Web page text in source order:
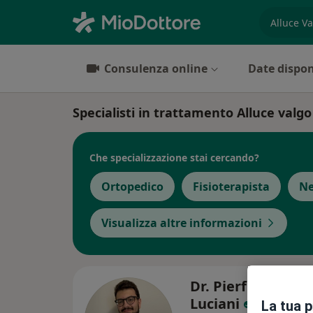
Consulenza online Date
Specialisti in trattamento Alluce
Che specializzazione stai cercando?
Ortopedico Fisioterapista
Visualizza altre informazioni
Dr. Pierfrancesco
Luciani
La tua